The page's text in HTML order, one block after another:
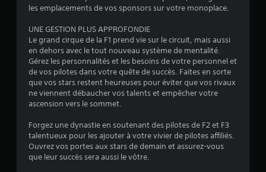
s
les emplacements de vos sponsors sur votre monoplace.
UNE GESTION PLUS APPROFONDIE
Le grand cirque de la F1 prend vie sur le circuit, mais aussi
en dehors avec le tout nouveau système de mentalité.
Gérez les personnalités et les besoins de votre personnel et
de vos pilotes dans votre quête de succès. Faites en sorte
que vos stars restent heureuses pour éviter que vos rivaux
ne viennent débaucher vos talents et empêcher votre
ascension vers le sommet.
Forgez une dynastie en soutenant des pilotes de F2 et F3
talentueux pour les ajouter à votre vivier de pilotes affiliés.
Ouvrez vos portes aux stars de demain et assurez-vous
que leur succès sera aussi le vôtre.